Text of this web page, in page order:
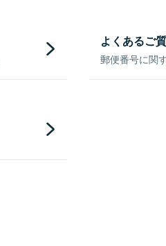
よくあるご
郵便番号に関